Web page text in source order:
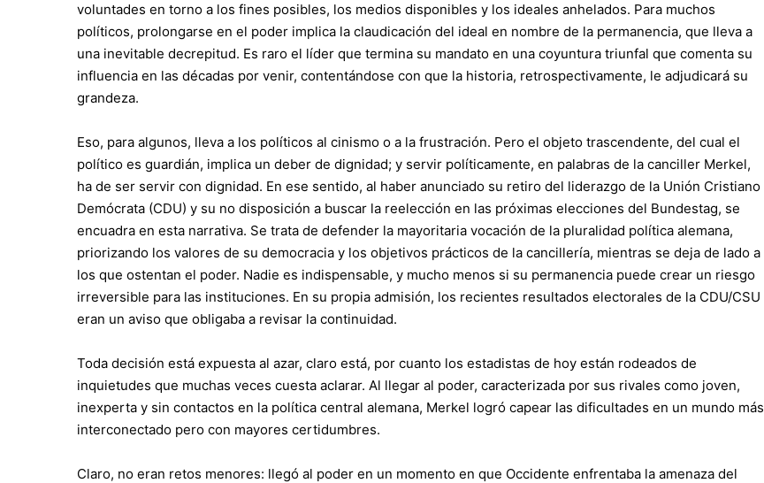
voluntades en torno a los fines posibles, los medios disponibles y los ideales anhelados. Para muchos
políticos, prolongarse en el poder implica la claudicación del ideal en nombre de la permanencia, que lleva a
una inevitable decrepitud. Es raro el líder que termina su mandato en una coyuntura triunfal que comenta su
influencia en las décadas por venir, contentándose con que la historia, retrospectivamente, le adjudicará su
grandeza.
Eso, para algunos, lleva a los políticos al cinismo o a la frustración. Pero el objeto trascendente, del cual el
político es guardián, implica un deber de dignidad; y servir políticamente, en palabras de la canciller Merkel,
ha de ser servir con dignidad. En ese sentido, al haber anunciado su retiro del liderazgo de la Unión Cristiano
Demócrata (CDU) y su no disposición a buscar la reelección en las próximas elecciones del Bundestag, se
encuadra en esta narrativa. Se trata de defender la mayoritaria vocación de la pluralidad política alemana,
priorizando los valores de su democracia y los objetivos prácticos de la cancillería, mientras se deja de lado a
los que ostentan el poder. Nadie es indispensable, y mucho menos si su permanencia puede crear un riesgo
irreversible para las instituciones. En su propia admisión, los recientes resultados electorales de la CDU/CSU
eran un aviso que obligaba a revisar la continuidad.
Toda decisión está expuesta al azar, claro está, por cuanto los estadistas de hoy están rodeados de
inquietudes que muchas veces cuesta aclarar. Al llegar al poder, caracterizada por sus rivales como joven,
inexperta y sin contactos en la política central alemana, Merkel logró capear las dificultades en un mundo más
interconectado pero con mayores certidumbres.
Claro, no eran retos menores: llegó al poder en un momento en que Occidente enfrentaba la amenaza del